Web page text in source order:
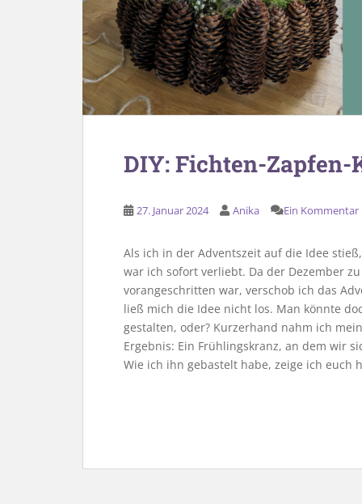
DIY: Fichten-
27. Januar 2024 Anika Ein Kommentar
Als ich in der Adventszeit auf die Idee
war ich sofort verliebt. Da der Dezember
vorangeschritten war, verschob ich das
ließ mich die Idee nicht los. Man könnte
gestalten, oder? Kurzerhand nahm ich
Ergebnis: Ein Frühlingskranz, an dem wir
Wie ich ihn gebastelt habe, zeige ich euch